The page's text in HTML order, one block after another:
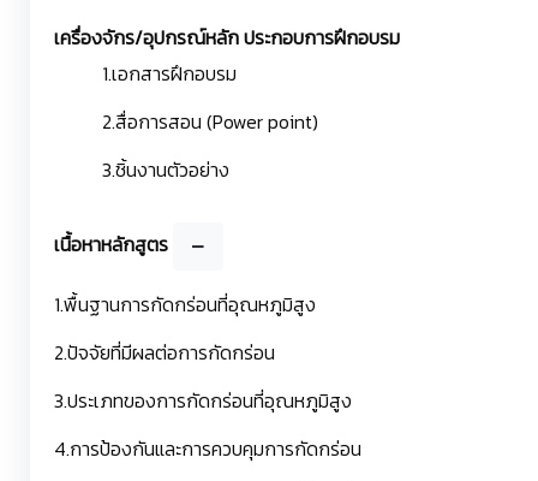
เครื่องจักร/อุปกรณ์หลัก ประกอบการฝึกอบรม
1.เอกสารฝึกอบรม
2.สื่อการสอน (Power point)
3.ชิ้นงานตัวอย่าง
เนื้อหาหลักสูตร
1.พื้นฐานการกัดกร่อนที่อุณหภูมิสูง
2.ปัจจัยที่มีผลต่อการกัดกร่อน
3.ประเภทของการกัดกร่อนที่อุณหภูมิสูง
4.การป้องกันและการควบคุมการกัดกร่อน